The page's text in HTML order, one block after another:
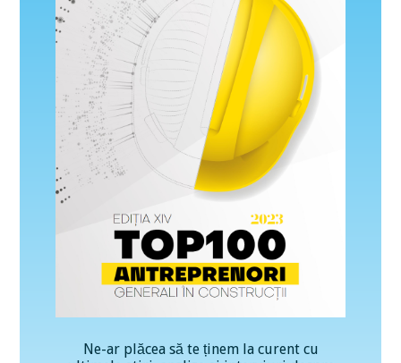
Ne-ar plăcea să te ținem la curent cu